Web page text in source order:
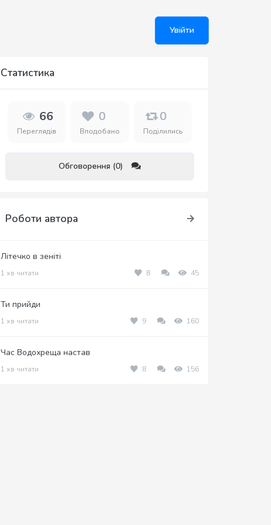
Увійти
Статистика
66
Переглядів
0
Вподобано
0
Поділились
Обговорення (0)
Роботи автора
Літечко в зеніті
1 хв читати 8 45
Ти прийди
1 хв читати 9 160
Час Водохреща настав
1 хв читати 8 156